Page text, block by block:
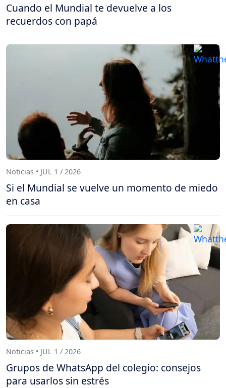
Cuando el Mundial te devuelve a los
recuerdos con papá
Noticias • JUL 1 / 2026
Si el Mundial se vuelve un momento de miedo
en casa
Noticias • JUL 1 / 2026
Grupos de WhatsApp del colegio: consejos
para usarlos sin estrés